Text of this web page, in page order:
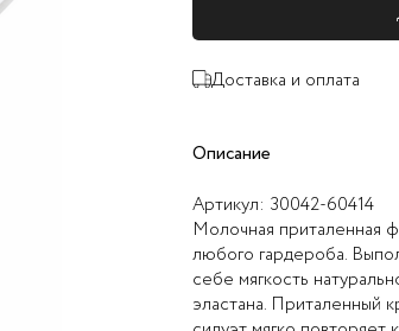
Доставка и оплата
Описание
Артикул: 30042-60414
Молочная приталенная
любого гардероба.
себе мягкость
эластана. Приталенный